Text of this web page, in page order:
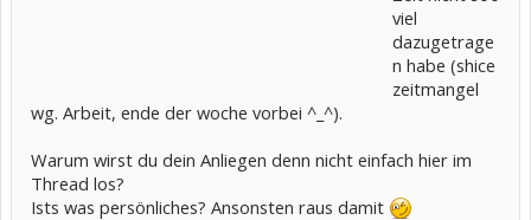
viel
dazugetrage
n habe (shice
zeitmangel
wg. Arbeit, ende der woche vorbei ^_^).
Warum wirst du dein Anliegen denn nicht einfach hier im
Thread los?
Ists was persönliches? Ansonsten raus damit